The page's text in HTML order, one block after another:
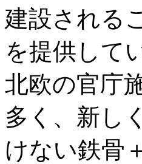
建設される
を提供して
北欧の官庁
多く、新し
けない鉄骨